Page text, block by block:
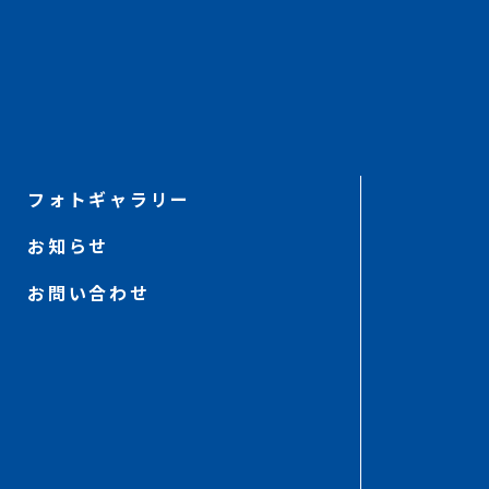
フォトギャラリー
お知らせ
お問い合わせ